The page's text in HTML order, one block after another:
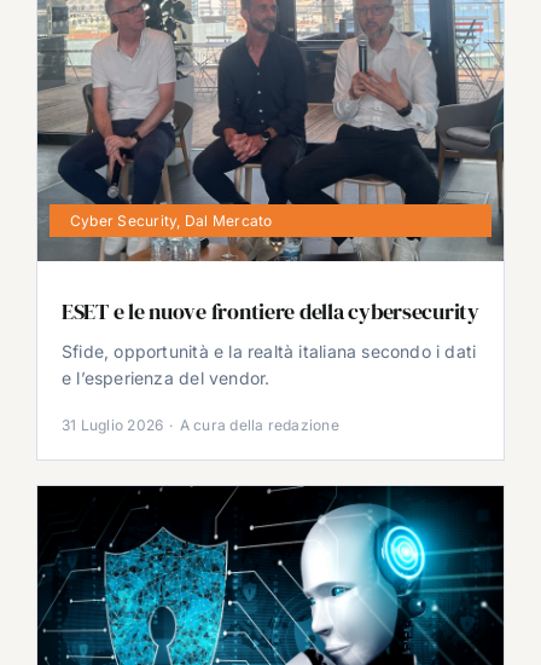
Cyber Security, Dal Mercato
ESET e le nuove frontiere della cybersecurity
Sfide, opportunità e la realtà italiana secondo i dati
e l’esperienza del vendor.
31 Luglio 2026 · A cura della redazione